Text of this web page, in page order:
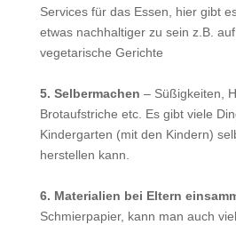
Services für das Essen, hier gibt
etwas nachhaltiger zu sein z.B.
vegetarische Gerichte
5. Selbermachen – Süßigkeiten,
Brotaufstriche etc. Es gibt viele
Kindergarten (mit den Kindern)
herstellen kann.
6. Materialien bei Eltern
Schmierpapier, kann man auch